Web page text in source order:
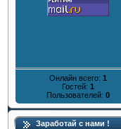
Онлайн всего: 1
Гостей: 1
Пользователей: 0
Заработай с нами !